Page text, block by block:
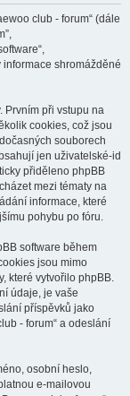
club - forum“ (dále
informace shromážděné
Prvním při vstupu na
cookies, což jsou
souborech
jen uživatelské-id
přiděleno phpBB
mezi tématy na
informace, které
pohybu po fóru.
software během
jsou mimo
které vytvořilo phpBB.
údaje, je vaše
příspěvků jako
- forum“ a odeslání
osobní heslo,
e-mailovou